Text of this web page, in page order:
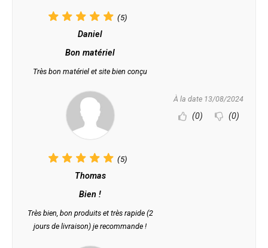
(5)
Daniel
Bon matériel
Très bon matériel et site bien conçu
(5)
Thomas
Bien !
Très bien, bon produits et très rapide (2
jours de livraison) je recommande !
À la date 13/08/2024
(0) (0)